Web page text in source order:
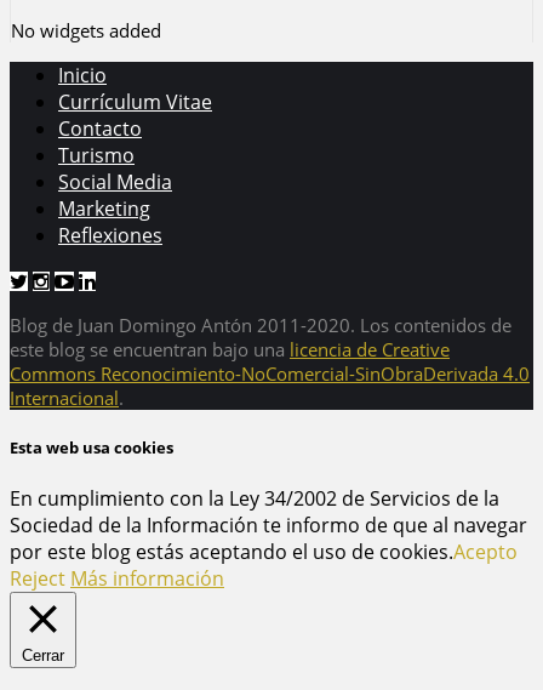
No widgets added
Inicio
Currículum Vitae
Contacto
Turismo
Social Media
Marketing
Reflexiones
Blog de Juan Domingo Antón 2011-2020. Los contenidos de
este blog se encuentran bajo una licencia de Creative
Commons Reconocimiento-NoComercial-SinObraDerivada 4.0
Internacional.
Esta web usa cookies
En cumplimiento con la Ley 34/2002 de Servicios de la
Sociedad de la Información te informo de que al navegar
por este blog estás aceptando el uso de cookies.Acepto
Reject Más información
Cerrar